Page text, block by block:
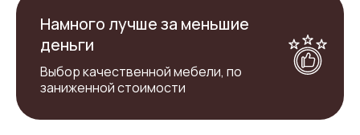
Намного лучше за меньшие
деньги
Выбор качественной мебели, по
заниженной стоимости